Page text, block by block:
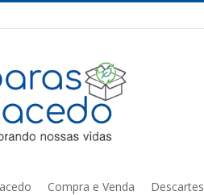
Compra e Venda Descartes